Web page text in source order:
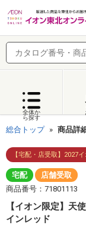
全体か
ら探す
総合トップ 商品詳
【宅配・店受取】2027
宅配
店舗受取
商品番号：71801113
【イオン限定】
インレッド